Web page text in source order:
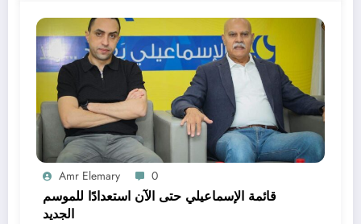
Amr Elemary 0
قائمة الإسماعيلي حتى الآن استعدادًا للموسم
الجديد